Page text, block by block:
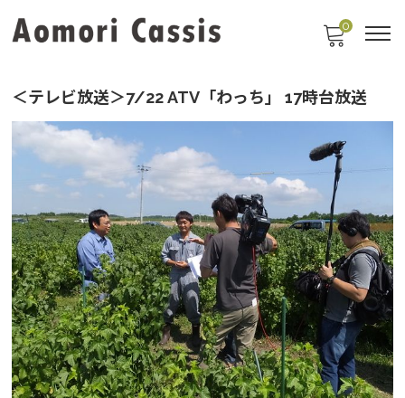
0
＜テレビ放送＞7/22 ATV「わっち」 17時台放送